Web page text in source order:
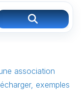
association
exemples